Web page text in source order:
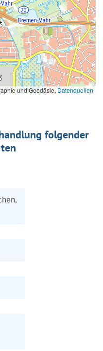
und Geodäsie, Datenquellen
folgender